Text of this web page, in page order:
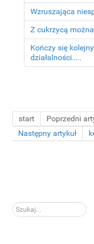
Wzruszająca
Z cukrzycą
Kończy się
działalności…..
start Poprzedni
Następny artykuł
Szukaj...